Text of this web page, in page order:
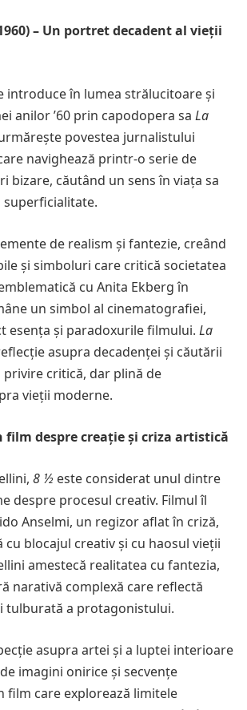
– Un portret decadent al vieții
introduce în lumea strălucitoare și
anilor ’60 prin capodopera sa La
povestea jurnalistului
navighează printr-o serie de
bizare, căutând un sens în viața sa
superficialitate.
de realism și fantezie, creând
și simboluri care critică societatea
cu Anita Ekberg în
un simbol al cinematografiei,
esența și paradoxurile filmului. La
asupra decadenței și căutării
critică, dar plină de
vieții moderne.
film despre creație și criza artistică
8 ½este considerat unul dintre
despre procesul creativ. Filmul îl
Anselmi, un regizor aflat în criză,
cu blocajul creativ și cu haosul vieții
amestecă realitatea cu fantezia,
narativă complexă care reflectă
tulburată a protagonistului.
asupra artei și a luptei interioare
imagini onirice și secvențe
film care explorează limitele